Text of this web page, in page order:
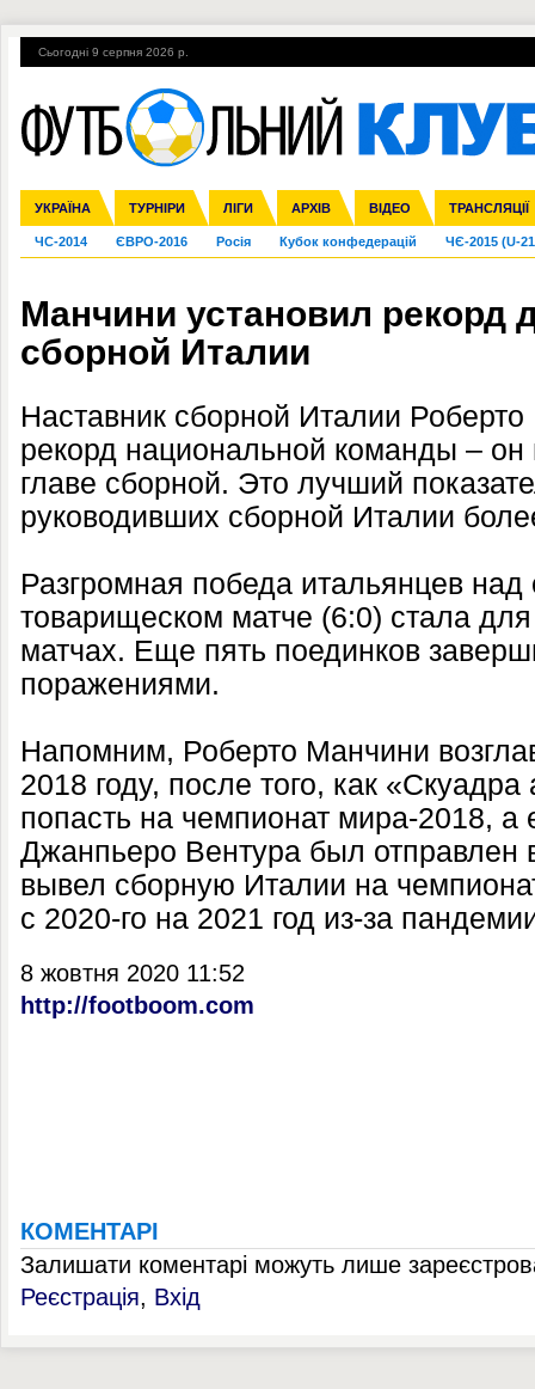
Сьогодні 9 серпня 2026 р.
УКРАЇНА ТУРНІРИ ЛІГИ АРХІВ ВІДЕО ТРАНСЛЯЦІЇ
Збірна Прем'єр-ліга Перша ліга Друга ліга Кубок України
Ліга чемпіонів Ліга Європи Міжнародні Ліга націй Ліга
Англія Іспанія Італія Німеччина Франція Інші
ЧС-2014 ЄВРО-2016 Росія Кубок конфедерацій ЧЄ-2015 (U-
Гарячі теми УПЛ, 2-й тур ВІЙНА УПЛ-ПЕРЕХОДИ
Манчини установил рекорд
сборной Италии
Наставник сборной Италии
рекорд национальной команды – он
главе сборной. Это лучший
руководивших сборной Италии
Разгромная победа итальянцев
товарищеском матче (6:0) стала
матчах. Еще пять поединков
поражениями.
Напомним, Роберто Манчини
2018 году, после того, как
попасть на чемпионат мира-2018,
Джанпьеро Вентура был отправлен
вывел сборную Италии на
с 2020-го на 2021 год из-за
8 жовтня 2020 11:52
http://footboom.com
КОМЕНТАРІ
Залишати коментарі можуть лише
Реєстрація, Вхід